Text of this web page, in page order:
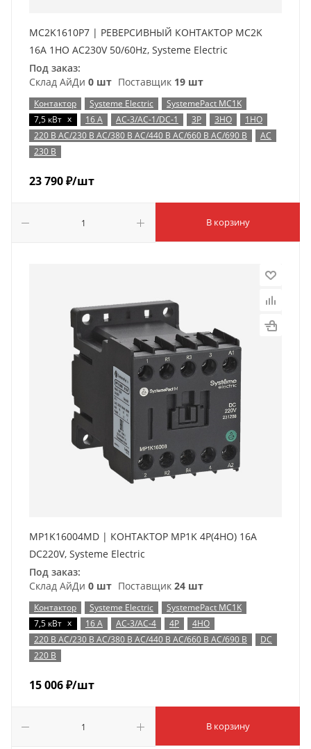
MC2K1610P7 | РЕВЕРСИВНЫЙ КОНТАКТОР MC2K
16A 1НО AC230V 50/60Hz, Systeme Electric
Под заказ:
Склад АйДи 0 шт Поставщик 19 шт
Контактор Systeme Electric
SystemePact MC1K
7,5 кВт x 16 А AC-3/AC-1/DC-1 3P 3НО
1НО
220 В AC/230 В AC/380 В AC/440 В AC/660 В AC/690 В
AC
230 В
23 790₽/шт
В корзину
MP1K16004MD | КОНТАКТОР MP1K 4P(4НО) 16A
DC220V, Systeme Electric
Под заказ:
Склад АйДи 0 шт Поставщик 24 шт
Контактор Systeme Electric
SystemePact MC1K
7,5 кВт x 16 А AC-3/AC-4 4P
4НО
220 В AC/230 В AC/380 В AC/440 В AC/660 В AC/690 В
DC
220 В
15 006₽/шт
В корзину